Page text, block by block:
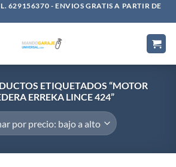
629156370 - ENVIOS GRATIS A PARTIR DE
ETIQUETADOS “MOTOR
ERREKA LINCE 424”